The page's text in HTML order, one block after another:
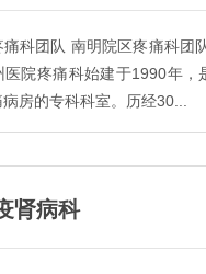
痛科团队 南明院区疼痛科团
医院疼痛科始建于1990年，
房的专科科室。历经30...
肾病科